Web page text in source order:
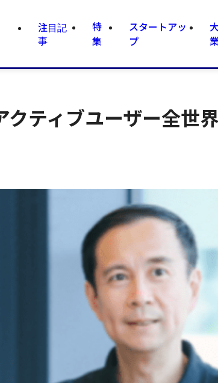
注目記
事
特
集
スタートアッ
プ
クティブユーザー全世